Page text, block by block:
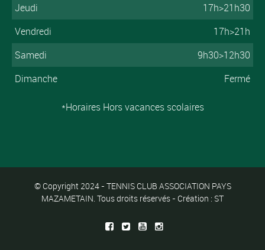
Jeudi
17h>21h30
Vendredi
17h>21h
Samedi
9h30>12h30
Dimanche
Fermé
*Horaires Hors vacances scolaires
© Copyright 2024 - TENNIS CLUB ASSOCIATION PAYS
MAZAMETAIN. Tous droits réservés - Création : ST